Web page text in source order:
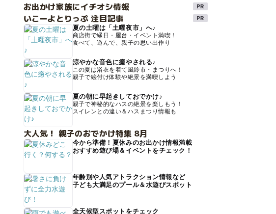
お出かけ家族にイチオシ情報
いこーよとりっぷ 注目記事
夏の土曜は「土曜夜市」へ♪
商店街で縁日・屋台・イベント満喫！
食べて、遊んで、親子の思い出作り
涼やかな音色に癒やされる♪
この夏は浴衣を着て風鈴市・まつりへ！
親子で絵付け体験や絶景を満喫しよう
夏の朝に早起きしておでかけ♪
親子で神秘的なハスの絶景を楽しもう！
スイレンとの違い＆ハスまつり情報も
大人気！ 親子のおでかけ特集 8月
今から準備！夏休みのお出かけ情報満載
おすすめ遊び場＆イベントをチェック！
年齢別や人気アトラクション情報など
子ども大満足のプール＆水遊びスポット
全天候型スポットをチェック